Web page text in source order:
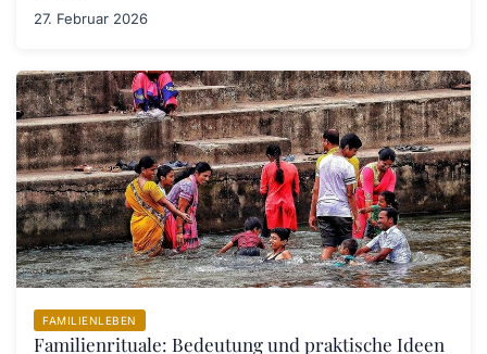
27. Februar 2026
FAMILIENLEBEN
Familienrituale: Bedeutung und praktische Ideen